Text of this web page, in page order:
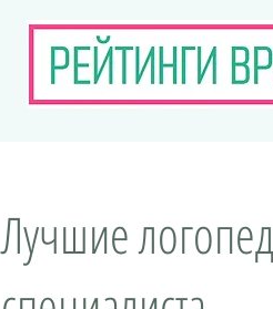
Лучшие